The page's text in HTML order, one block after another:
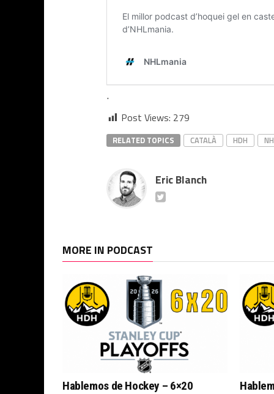
.
Post Views: 279
RELATED TOPICS CATALÀ HDH
Eric Blanch
MORE IN PODCAST
Hablemos de Hockey – 6×20